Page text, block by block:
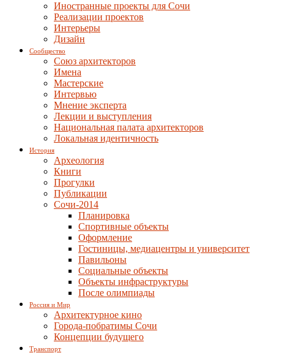
Иностранные проекты для Сочи
Реализации проектов
Интерьеры
Дизайн
Сообщество
Союз архитекторов
Имена
Мастерские
Интервью
Мнение эксперта
Лекции и выступления
Национальная палата архитекторов
Локальная идентичность
История
Археология
Книги
Прогулки
Публикации
Сочи-2014
Планировка
Спортивные объекты
Оформление
Гостиницы, медиацентры и университет
Павильоны
Социальные объекты
Объекты инфраструктуры
После олимпиады
Россия и Мир
Архитектурное кино
Города-побратимы Сочи
Концепции будущего
Транспорт